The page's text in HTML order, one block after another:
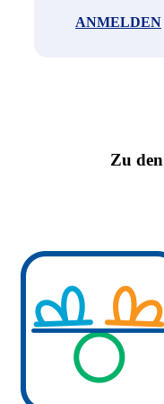
ANMELDEN
Zu